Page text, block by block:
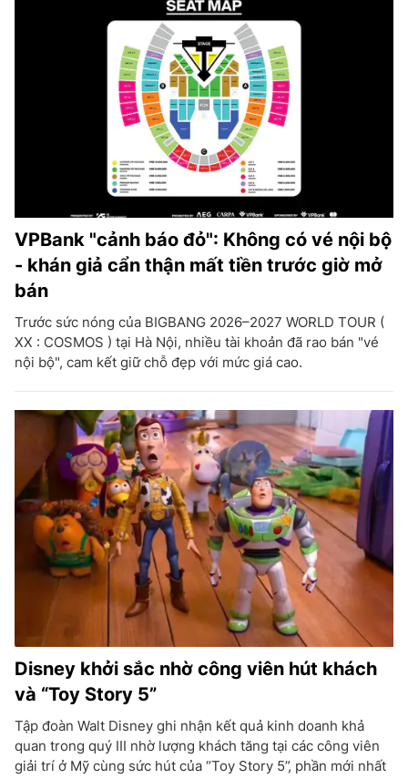
VPBank "cảnh báo đỏ": Không có vé nội bộ
- khán giả cẩn thận mất tiền trước giờ mở
bán
Trước sức nóng của BIGBANG 2026–2027 WORLD TOUR (
XX : COSMOS ) tại Hà Nội, nhiều tài khoản đã rao bán "vé
nội bộ", cam kết giữ chỗ đẹp với mức giá cao.
Disney khởi sắc nhờ công viên hút khách
và “Toy Story 5”
Tập đoàn Walt Disney ghi nhận kết quả kinh doanh khả
quan trong quý III nhờ lượng khách tăng tại các công viên
giải trí ở Mỹ cùng sức hút của “Toy Story 5”, phần mới nhất